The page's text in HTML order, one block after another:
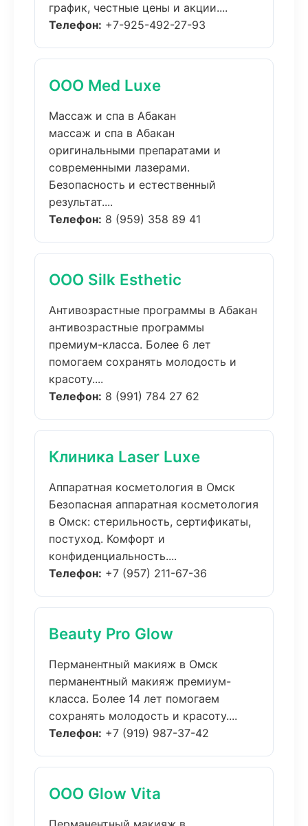
график, честные цены и акции....
Телефон: +7-925-492-27-93
ООО Med Luxe
Массаж и спа в Абакан
массаж и спа в Абакан
оригинальными препаратами и
современными лазерами.
Безопасность и естественный
результат....
Телефон: 8 (959) 358 89 41
ООО Silk Esthetic
Антивозрастные программы в Абакан
антивозрастные программы
премиум-класса. Более 6 лет
помогаем сохранять молодость и
красоту....
Телефон: 8 (991) 784 27 62
Клиника Laser Luxe
Аппаратная косметология в Омск
Безопасная аппаратная косметология
в Омск: стерильность, сертификаты,
постуход. Комфорт и
конфиденциальность....
Телефон: +7 (957) 211-67-36
Beauty Pro Glow
Перманентный макияж в Омск
перманентный макияж премиум-
класса. Более 14 лет помогаем
сохранять молодость и красоту....
Телефон: +7 (919) 987-37-42
ООО Glow Vita